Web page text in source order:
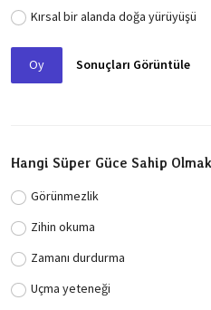
Kırsal bir alanda doğa yürüyüşü
Oy Sonuçları Görüntüle
Hangi Süper Güce Sahip
Görünmezlik
Zihin okuma
Zamanı durdurma
Uçma yeteneği